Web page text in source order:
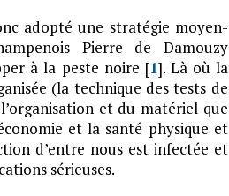
adopté une stratégie moyen-
Pierre de Damouzy
à la peste noire [1]. Là où la
(la technique des tests de
et du matériel que
et la santé physique et
d’entre nous est infectée et
sérieuses.